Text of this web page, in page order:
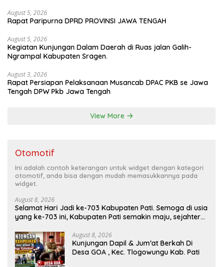
Musa & Princes.
August 5, 2026
Rapat Paripurna DPRD PROVINSI JAWA TENGAH
August 5, 2026
Kegiatan Kunjungan Dalam Daerah di Ruas jalan Galih-
Ngrampal Kabupaten Sragen.
August 3, 2026
Rapat Persiapan Pelaksanaan Musancab DPAC PKB se Jawa
Tengah DPW Pkb Jawa Tengah
View More
Otomotif
Ini adalah contoh keterangan untuk widget dengan kategori
otomotif, anda bisa dengan mudah memasukkannya pada
widget.
August 8, 2026
Selamat Hari Jadi ke-703 Kabupaten Pati. Semoga di usia
yang ke-703 ini, Kabupaten Pati semakin maju, sejahtera,
kesejahteraan bagi seluruh masyarakatnya. Semoga
sinergi dan kolaborasi yang telah terjalin semakin kuat
demi mewujudkan pembangunan yang berkelanjutan.
Dirgahayu Kabupaten Pati ke-703. Salam sedulur Pati
August 8, 2026
Kunjungan Dapil & Jum’at Berkah Di
Desa GOA , Kec. Tlogowungu Kab. Pati